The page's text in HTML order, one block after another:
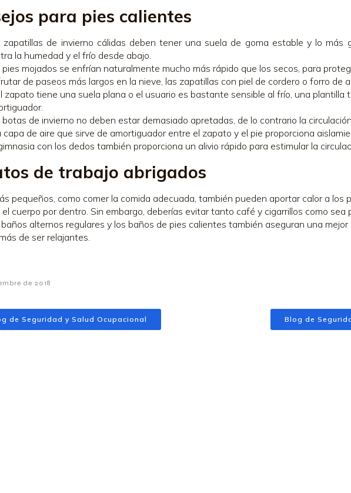
para pies calientes
zapatillas de invierno cálidas deben tener una suela de goma estable y lo más
la humedad y el frío desde abajo.
pies mojados se enfrían naturalmente mucho más rápido que los secos, para
de paseos más largos en la nieve, las zapatillas con piel de cordero o forro de
zapato tiene una suela plana o el usuario es bastante sensible al frío, una plantilla
botas de invierno no deben estar demasiado apretadas, de lo contrario la
capa de aire que sirve de amortiguador entre el zapato y el pie proporciona
con los dedos también proporciona un alivio rápido para estimular la
de trabajo abrigados
pequeños, como comer la comida adecuada, también pueden aportar calor a los
cuerpo por dentro. Sin embargo, deberías evitar tanto café y cigarrillos como sea
alternos regulares y los baños de pies calientes también aseguran una
de ser relajantes.
de 2018
de Seguridad y Salud Ocupacional Blog de